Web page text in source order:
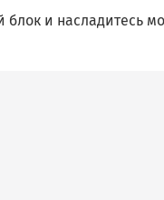
и насладитесь